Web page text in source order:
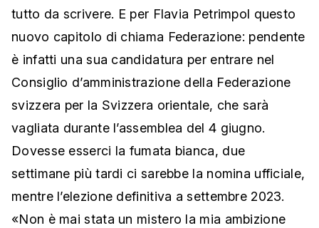
tutto da scrivere. E per Flavia Petrimpol questo
nuovo capitolo di chiama Federazione: pendente
è infatti una sua candidatura per entrare nel
Consiglio d’amministrazione della Federazione
svizzera per la Svizzera orientale, che sarà
vagliata durante l’assemblea del 4 giugno.
Dovesse esserci la fumata bianca, due
settimane più tardi ci sarebbe la nomina ufficiale,
mentre l’elezione definitiva a settembre 2023.
«Non è mai stata un mistero la mia ambizione